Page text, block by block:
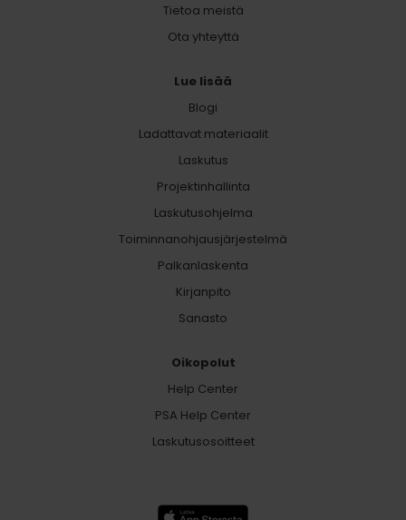
Tietoa meistä
Ota yhteyttä
Lue lisää
Blogi
Ladattavat materiaalit
Laskutus
Projektinhallinta
Laskutusohjelma
Toiminnanohjausjärjestelmä
Palkanlaskenta
Kirjanpito
Sanasto
Oikopolut
Help Center
PSA Help Center
Laskutusosoitteet